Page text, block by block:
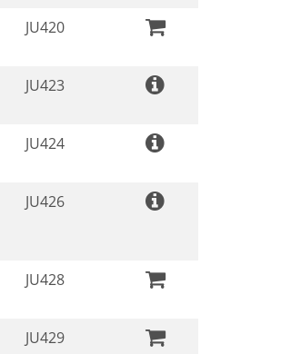
JU420
JU423
JU424
JU426
JU428
JU429